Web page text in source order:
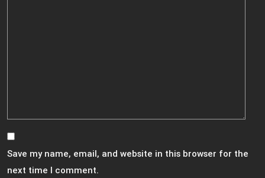
Save my name, email, and website in this browser for the
next time I comment.